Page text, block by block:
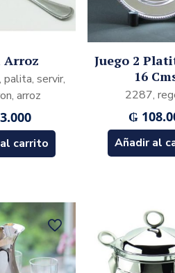
Arroz
servir,
arroz
carrito
Juego 2
16
2287,
₲
Añadir al